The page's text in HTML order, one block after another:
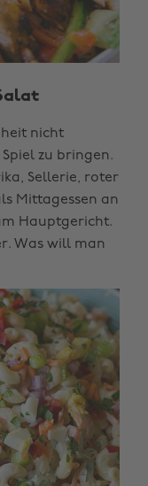
nicht
zu bringen.
Sellerie, roter
Mittagessen an
Hauptgericht.
Was will man